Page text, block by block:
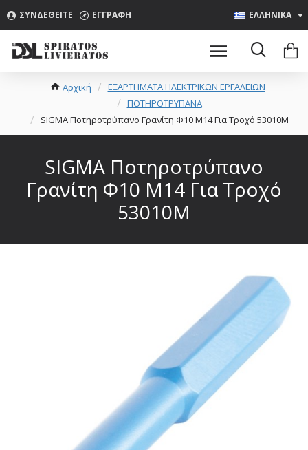
ΣΥΝΔΕΘΕΊΤΕ ΕΓΓΡΑΦΉ ΕΛΛΗΝΙΚΑ
Αρχική
ΕΞΑΡΤΗΜΑΤΑ ΗΛΕΚΤΡΙΚΩΝ ΕΡΓΑΛΕΙΩΝ
ΠΟΤΗΡΟΤΡΥΠΑΝΑ
SIGMA Ποτηροτρύπανο Γρανίτη Φ10 M14 Για Τροχό 53010M
SIGMA Ποτηροτρύπανο
Γρανίτη Φ10 M14 Για Τροχό
53010M